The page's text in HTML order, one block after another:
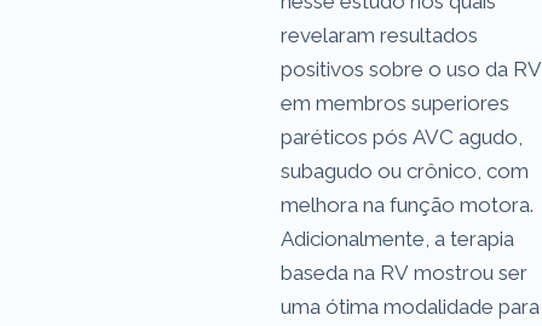
revelaram resultados
positivos sobre o uso da RV
em membros superiores
paréticos pós AVC agudo,
subagudo ou crônico, com
melhora na função motora.
Adicionalmente, a terapia
baseda na RV mostrou ser
uma ótima modalidade para